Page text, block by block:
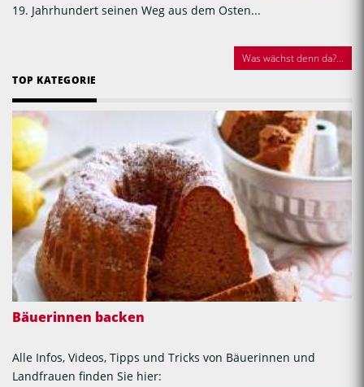
19. Jahrhundert seinen Weg aus dem Osten...
Was wächst denn da?...
TOP KATEGORIE
Bäuerinnen backen
Alle Infos, Videos, Tipps und Tricks von Bäuerinnen und
Landfrauen finden Sie hier: